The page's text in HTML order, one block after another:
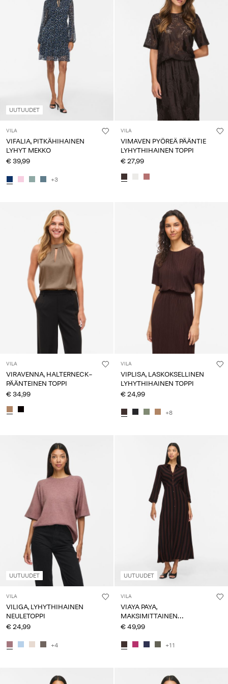
UUTUUDET
VILA
VIFALIA, PITKÄHIHAINEN
LYHYT MEKKO
€ 39,99
+3
VILA
VIMAVEN PYÖREÄ PÄÄNTIE
LYHYTHIHAINEN TOPPI
€ 27,99
VILA
VIRAVENNA, HALTERNECK-
PÄÄNTEINEN TOPPI
€ 34,99
VILA
VIPLISA, LASKOKSELLINEN
LYHYTHIHAINEN TOPPI
€ 24,99
+8
UUTUUDET
VILA
VILIGA, LYHYTHIHAINEN
NEULETOPPI
€ 24,99
+4
UUTUUDET
VILA
VIAYA PAYA,
MAKSIMITTAINEN
PAITAMEKKO
€ 49,99
+11